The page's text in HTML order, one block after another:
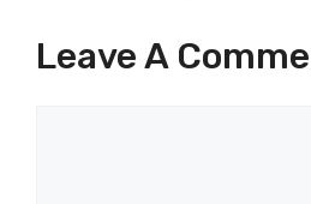
Leave A